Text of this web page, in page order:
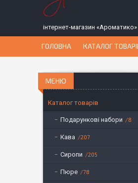
інтернет-магазин «Ароматико»
ГОЛОВНА КАТАЛОГ
Каталог товарів
Подарункові набори 8
Кава 207
Сиропи 205
Пюре 78